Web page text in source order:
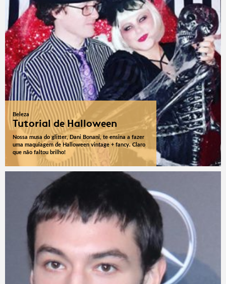
Beleza
Tutorial de Halloween
Nossa musa do glitter, Dani Bonani, te ensina a fazer
uma maquiagem de Halloween vintage + fancy. Claro
que não faltou brilho!